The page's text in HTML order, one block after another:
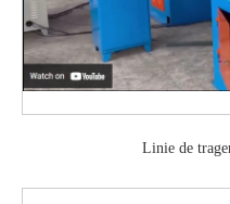
Linie de